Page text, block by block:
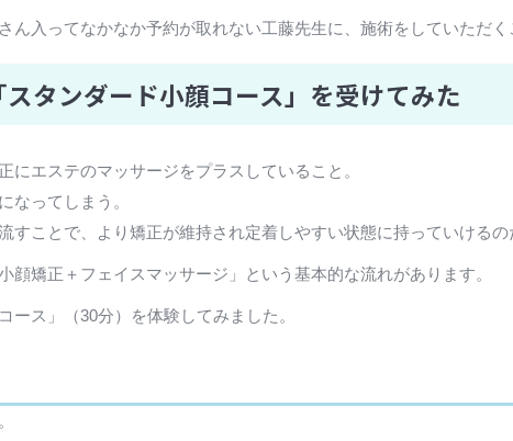
ん入ってなかなか予約が取れない工藤先生に、施術をしていただく
タンダード小顔コース」を受けてみた
エステのマッサージをプラスしていること。
なってしまう。
ことで、より矯正が維持され定着しやすい状態に持っていけるの
矯正＋フェイスマッサージ」という基本的な流れがあります。
ス」（30分）を体験してみました。